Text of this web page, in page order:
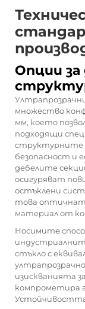
Опции за
множество
мм, което
подходящи
структурните
безопасност и
дебелите
осигуряват
остъклени
това
материал от
Носимите
стъкло с
изискванията
компрометира